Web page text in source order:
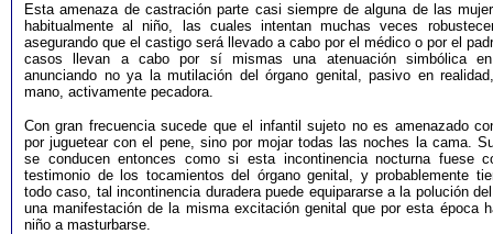
Esta amenaza de castración parte casi siempre de alguna de las
habitualmente al niño, las cuales intentan muchas veces
asegurando que el castigo será llevado a cabo por el médico o por el
casos llevan a cabo por sí mismas una atenuación simbólica
anunciando no ya la mutilación del órgano genital, pasivo en
mano, activamente pecadora.
Con gran frecuencia sucede que el infantil sujeto no es amenazado
por juguetear con el pene, sino por mojar todas las noches la cama.
se conducen entonces como si esta incontinencia nocturna fuese
testimonio de los tocamientos del órgano genital, y probablemente
todo caso, tal incontinencia duradera puede equipararse a la polución
una manifestación de la misma excitación genital que por esta época
niño a masturbarse.